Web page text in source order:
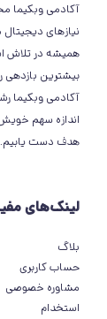
آکادمی وبکیما
نیازهای
همیشه در تلاش
بیشترین بازدهی
آکادمی وبکیما
اندازه سهم
هدف دست یابیم.
لینک‌های
بلاگ
حساب کاربری
مشاوره خصوصی
استخدام